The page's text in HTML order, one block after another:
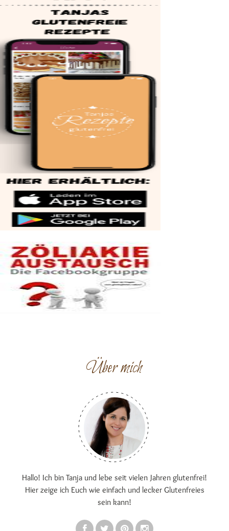
Über mich
Hallo! Ich bin Tanja und lebe seit vielen Jahren glutenfrei!
Hier zeige ich Euch wie einfach und lecker Glutenfreies
sein kann!